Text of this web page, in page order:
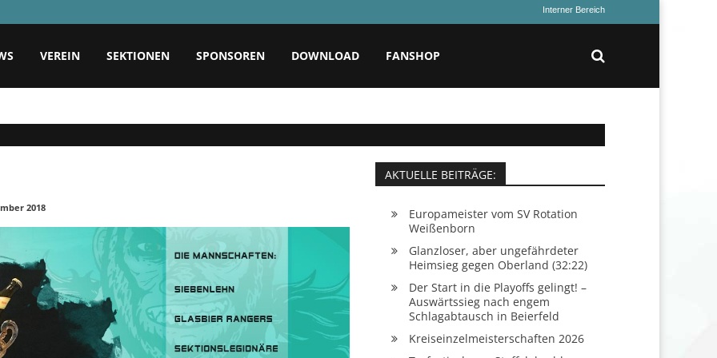
Interner Bereich
VEREIN SEKTIONEN SPONSOREN DOWNLOAD FANSHOP
2018
AKTUELLE BEITRÄGE:
Europameister vom SV Rotation
Weißenborn
Glanzloser, aber ungefährdeter
Heimsieg gegen Oberland (32:22)
Der Start in die Playoffs gelingt! –
Auswärtssieg nach engem
Schlagabtausch in Beierfeld
Kreiseinzelmeisterschaften 2026